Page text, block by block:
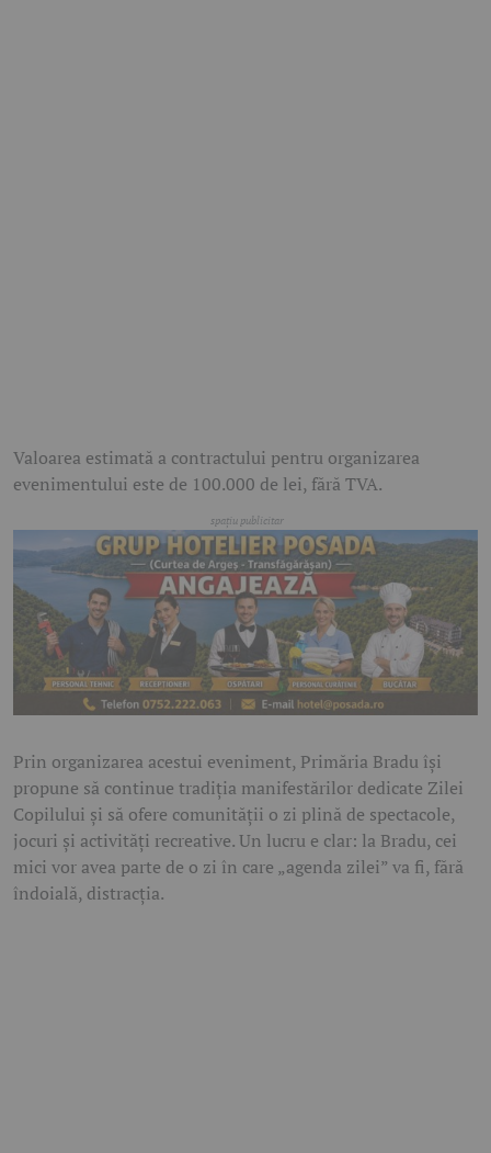
Valoarea estimată a contractului pentru organizarea
evenimentului este de 100.000 de lei, fără TVA.
Prin organizarea acestui eveniment, Primăria Bradu își
propune să continue tradiția manifestărilor dedicate Zilei
Copilului și să ofere comunității o zi plină de spectacole,
jocuri și activități recreative. Un lucru e clar: la Bradu, cei
mici vor avea parte de o zi în care „agenda zilei” va fi, fără
îndoială, distracția.